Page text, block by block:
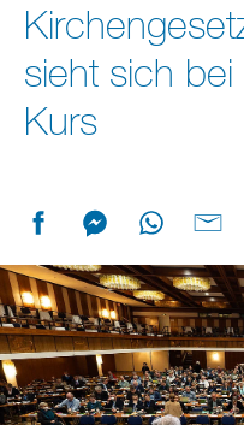
sieht sich bei
Kurs